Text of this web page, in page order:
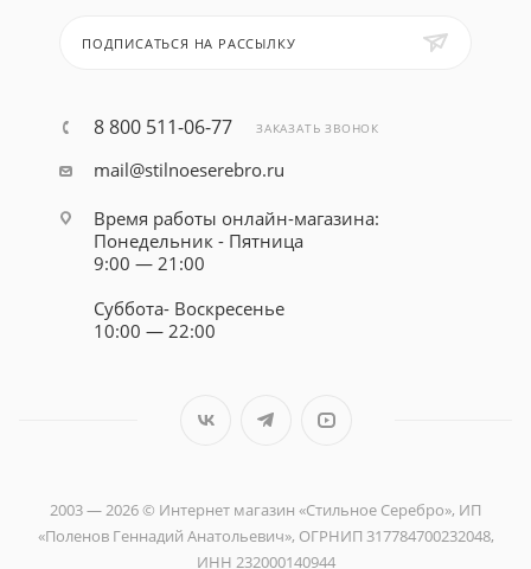
ПОДПИСАТЬСЯ НА РАССЫЛКУ
8 800 511-06-77 ЗАКАЗАТЬ ЗВОНОК
mail@stilnoeserebro.ru
Время работы онлайн-магазина:
Понедельник - Пятница
9:00 — 21:00
Суббота- Воскресенье
10:00 — 22:00
2003 — 2026 © Интернет магазин «Стильное Серебро», ИП
«Поленов Геннадий Анатольевич», ОГРНИП 317784700232048,
ИНН 232000140944